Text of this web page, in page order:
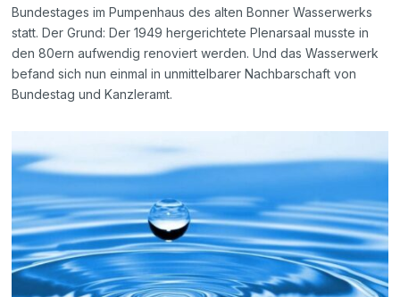
Bundestages im Pumpenhaus des alten Bonner Wasserwerks
statt. Der Grund: Der 1949 hergerichtete Plenarsaal musste in
den 80ern aufwendig renoviert werden. Und das Wasserwerk
befand sich nun einmal in unmittelbarer Nachbarschaft von
Bundestag und Kanzleramt.